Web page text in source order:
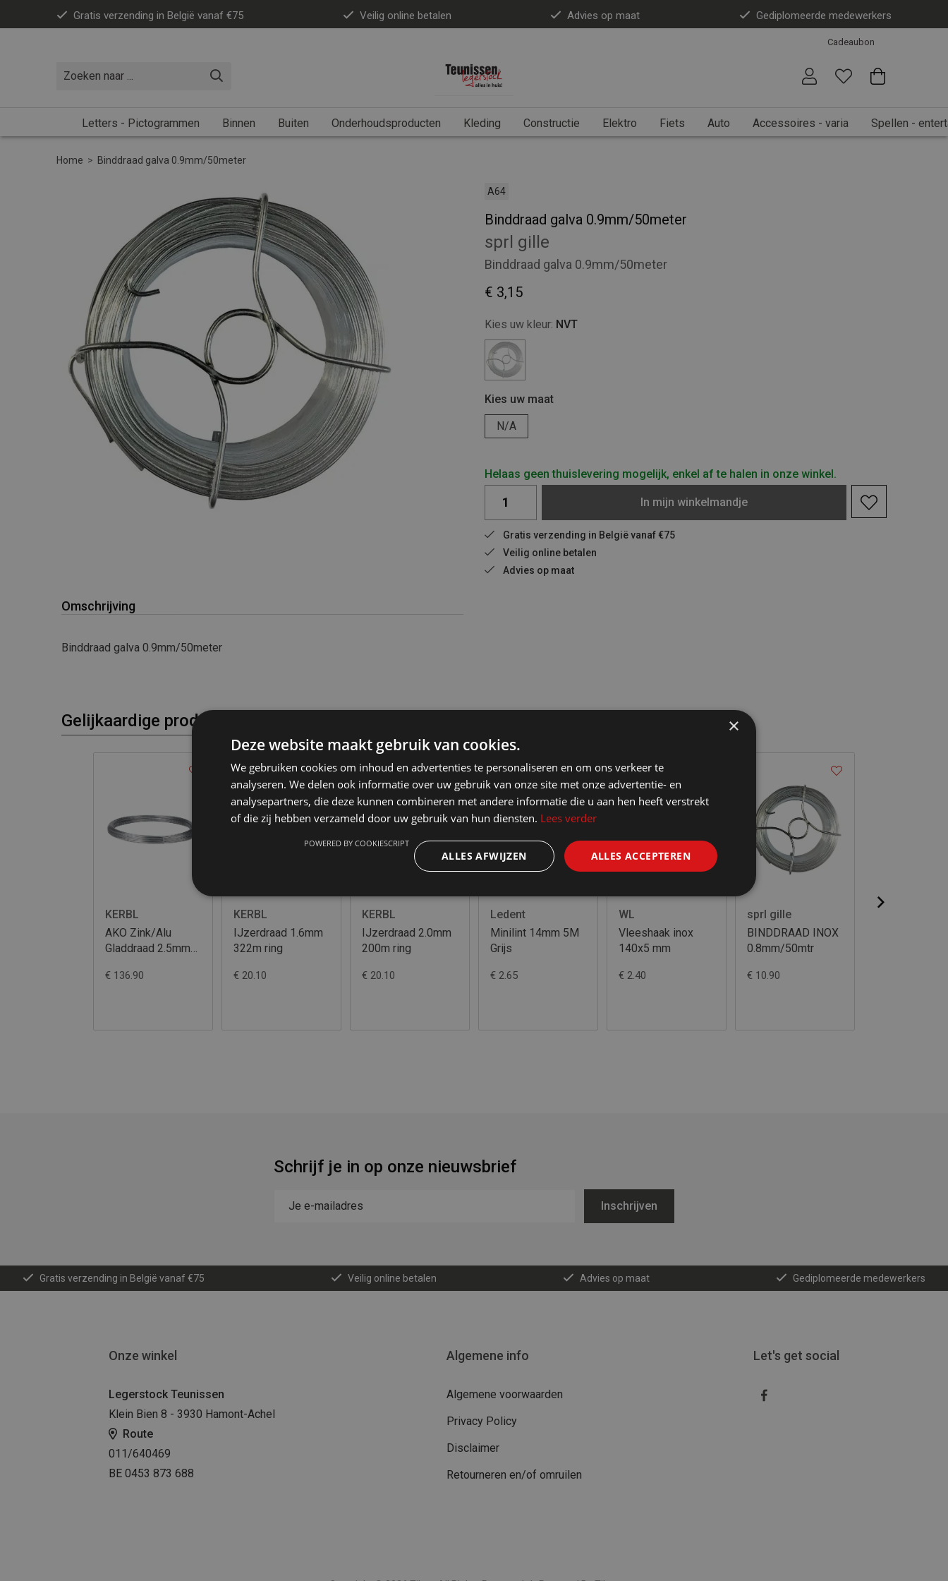
Gratis verzending in België vanaf €75 Veilig online betalen Advies op maat Gediplomeerde medewerkers
Cadeaubon
Letters - Pictogrammen Binnen Buiten Onderhoudsproducten Kleding Constructie Elektro Fiets Auto Accessoires - varia Spellen -
Home > Binddraad galva 0.9mm/50meter
A64
Binddraad galva 0.9mm/50meter
sprl gille
Binddraad galva 0.9mm/50meter
€ 3,15
Kies uw kleur: NVT
Kies uw maat
N/A
Helaas geen thuislevering mogelijk, enkel af te halen in onze winkel.
In mijn winkelmandje
Gratis verzending in België vanaf €75
Veilig online betalen
Advies op maat
Omschrijving
Binddraad galva 0.9mm/50meter
Gelijkaardige producten
KERBL
AKO Zink/Alu
Gladdraad 2.5mm-
€ 136.90
KERBL
IJzerdraad 1.6mm
322m ring
€ 20.10
KERBL
IJzerdraad 2.0mm
200m ring
€ 20.10
Ledent
Minilint 14mm 5M
Grijs
€ 2.65
WL
Vleeshaak inox
140x5 mm
€ 2.40
sprl gille
BINDDRAAD INOX
0.8mm/50mtr
€ 10.90
Schrijf je in op onze nieuwsbrief
Inschrijven
Gratis verzending in België vanaf €75 Veilig online betalen Advies op maat Gediplomeerde medewerkers
Onze winkel
Legerstock Teunissen
Klein Bien 8 - 3930 Hamont-Achel
Route
011/640469
BE 0453 873 688
Algemene info
Algemene voorwaarden
Privacy Policy
Disclaimer
Retourneren en/of omruilen
Let's get social
×
Deze website maakt gebruik van cookies.
We gebruiken cookies om inhoud en advertenties te personaliseren en om ons verkeer te
analyseren. We delen ook informatie over uw gebruik van onze site met onze advertentie- en
analysepartners, die deze kunnen combineren met andere informatie die u aan hen heeft verstrekt
of die zij hebben verzameld door uw gebruik van hun diensten. Lees verder
ALLES ACCEPTEREN
ALLES AFWIJZEN
POWERED BY COOKIESCRIPT